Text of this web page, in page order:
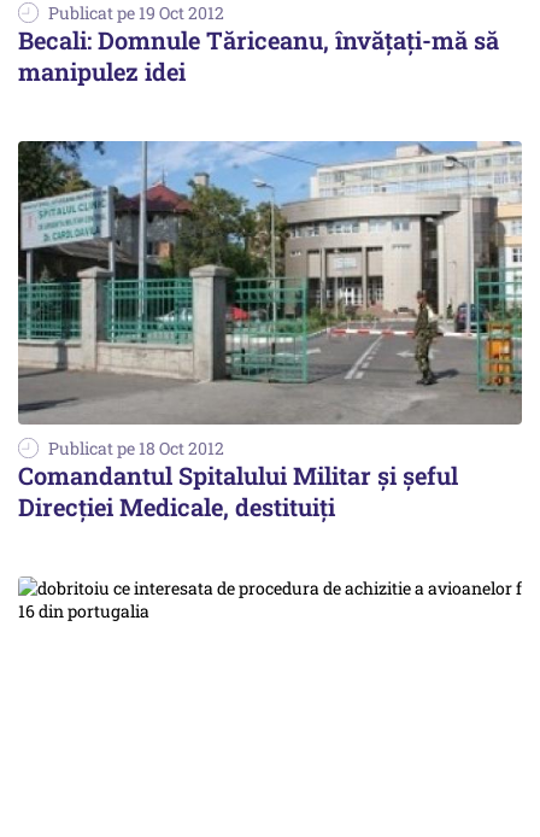
Publicat pe 19 Oct 2012
Becali: Domnule Tăriceanu, învăţaţi-mă să
manipulez idei
Publicat pe 18 Oct 2012
Comandantul Spitalului Militar şi şeful
Direcţiei Medicale, destituiți